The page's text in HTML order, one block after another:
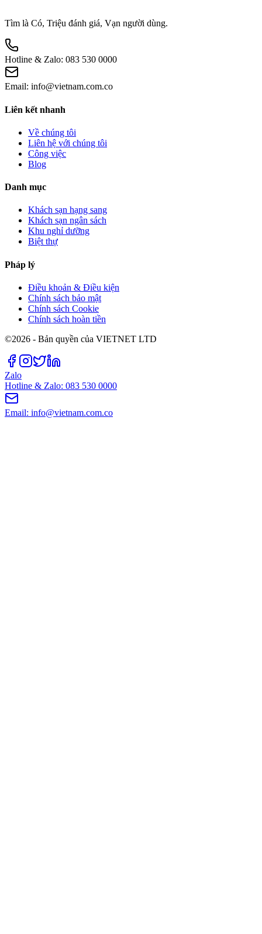
Tìm là Có, Triệu đánh giá, Vạn người dùng.
Hotline & Zalo: 083 530 0000
Email: info@vietnam.com.co
Liên kết nhanh
Về chúng tôi
Liên hệ với chúng tôi
Công việc
Blog
Danh mục
Khách sạn hạng sang
Khách sạn ngân sách
Khu nghỉ dưỡng
Biệt thự
Pháp lý
Điều khoản & Điều kiện
Chính sách bảo mật
Chính sách Cookie
Chính sách hoàn tiền
©2026 - Bản quyền của VIETNET LTD
Zalo
Hotline & Zalo: 083 530 0000
Email: info@vietnam.com.co